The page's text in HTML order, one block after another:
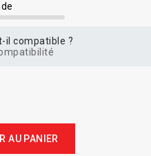
il compatible ?
AU PANIER